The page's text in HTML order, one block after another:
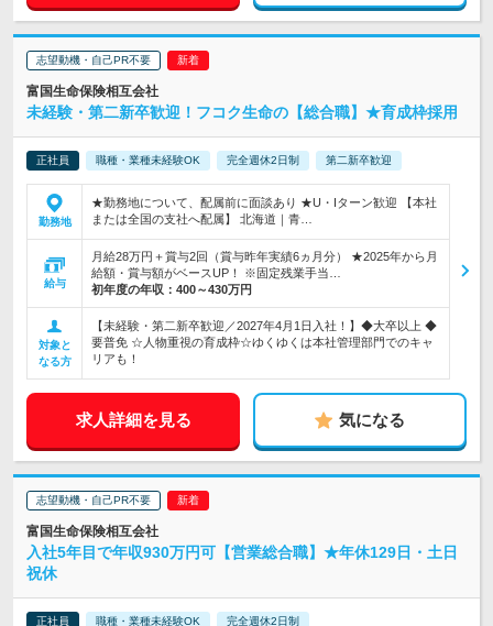
志望動機・自己PR不要
富国生命保険相互会社
未経験・第二新卒歓迎！フコク生命の【総合職】★育成枠採用
正社員 職種・業種未経験OK 完全週休2日制 第二新卒歓迎
勤務地
★勤務地について、配属前に面談あり ★U・Iターン歓迎 【本社
または全国の支社へ配属】 北海道｜青…
給与
月給28万円＋賞与2回（賞与昨年実績6ヵ月分） ★2025年から月
給額・賞与額がベースUP！ ※固定残業手当…
初年度の年収： 400～430万円
対象と
なる方
【未経験・第二新卒歓迎／2027年4月1日入社！】◆大卒以上 ◆
要普免 ☆人物重視の育成枠☆ゆくゆくは本社管理部門でのキャ
リアも！
求人詳細を見る 気になる
志望動機・自己PR不要
富国生命保険相互会社
入社5年目で年収930万円可【営業総合職】★年休129日・土日
祝休
正社員 職種・業種未経験OK 完全週休2日制